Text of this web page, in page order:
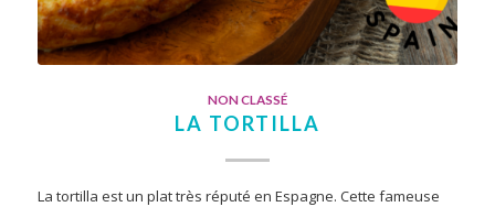
NON CLASSÉ
LA TORTILLA
La tortilla est un plat très réputé en Espagne. Cette fameuse